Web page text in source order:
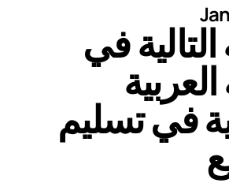
في
في تسليم